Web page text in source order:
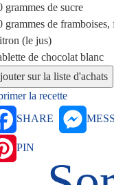
grammes de sucre
grammes de framboises,
(le jus)
de chocolat blanc
la recette
SHARE
PIN